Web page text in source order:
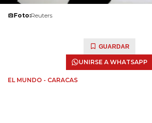
Foto:Reuters
GUARDAR
UNIRSE A WHATSAPP
EL MUNDO - CARACAS